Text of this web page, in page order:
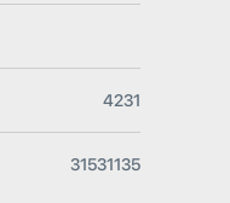
4231
31531135